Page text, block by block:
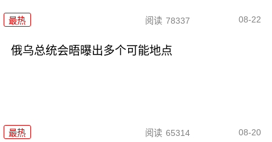
最热 阅读 78337 08-22
俄乌总统会晤曝出多个可能地点
最热 阅读 65314 08-20